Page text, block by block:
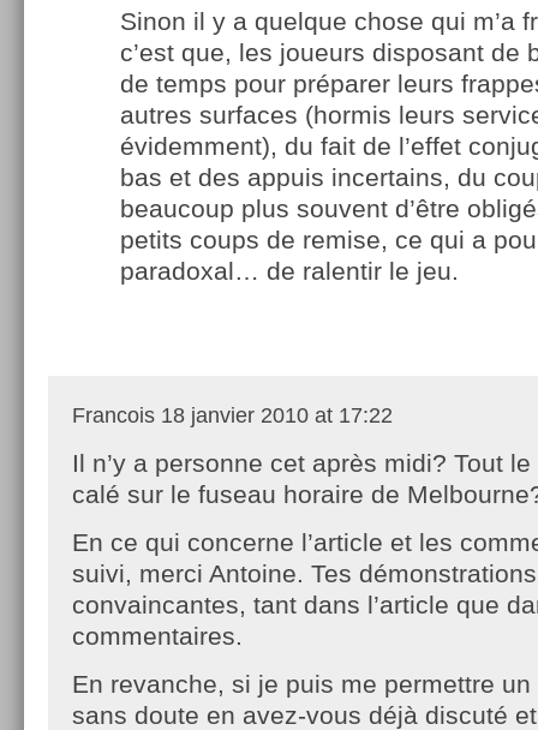
Sinon il y a quelque chose qui m’a
c’est que, les joueurs disposant de
de temps pour préparer leurs
autres surfaces (hormis leurs
évidemment), du fait de l’effet
bas et des appuis incertains, du
beaucoup plus souvent d’être
petits coups de remise, ce qui a
paradoxal… de ralentir le jeu.
Francois 18 janvier 2010 at 17:22
Il n’y a personne cet après midi? Tout
calé sur le fuseau horaire de
En ce qui concerne l’article et les
suivi, merci Antoine. Tes
convaincantes, tant dans l’article que
commentaires.
En revanche, si je puis me permettre
sans doute en avez-vous déjà discuté